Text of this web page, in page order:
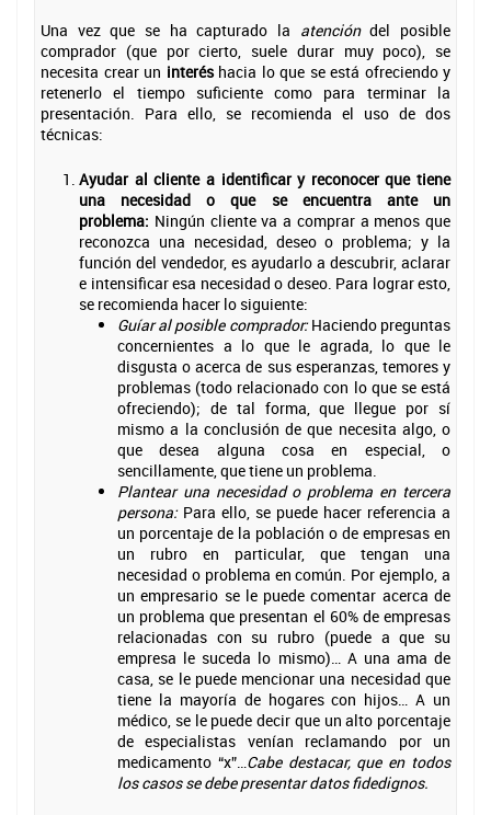
Una vez que se ha capturado la atencióndel posible
comprador (que por cierto, suele durar muy poco), se
necesita crear un interéshacia lo que se está ofreciendo y
retenerlo el tiempo suficiente como para terminar la
presentación. Para ello, se recomienda el uso de dos
técnicas:
Ayudar al cliente a identificar y reconocer que tiene
una necesidad o que se encuentra ante un
problema: Ningún cliente va a comprar a menos que
reconozca una necesidad, deseo o problema; y la
función del vendedor, es ayudarlo a descubrir, aclarar
e intensificar esa necesidad o deseo. Para lograr esto,
se recomienda hacer lo siguiente:
Guíar al posible comprador:Haciendo preguntas
concernientes a lo que le agrada, lo que le
disgusta o acerca de sus esperanzas, temores y
problemas (todo relacionado con lo que se está
ofreciendo); de tal forma, que llegue por sí
mismo a la conclusión de que necesita algo, o
que desea alguna cosa en especial, o
sencillamente, que tiene un problema.
Plantear una necesidad o problema en tercera
persona:Para ello, se puede hacer referencia a
un porcentaje de la población o de empresas en
un rubro en particular, que tengan una
necesidad o problema en común. Por ejemplo, a
un empresario se le puede comentar acerca de
un problema que presentan el 60% de empresas
relacionadas con su rubro (puede a que su
empresa le suceda lo mismo)… A una ama de
casa, se le puede mencionar una necesidad que
tiene la mayoría de hogares con hijos… A un
médico, se le puede decir que un alto porcentaje
de especialistas venían reclamando por un
medicamento “x”…Cabe destacar, que en todos
los casos se debe presentar datos fidedignos.